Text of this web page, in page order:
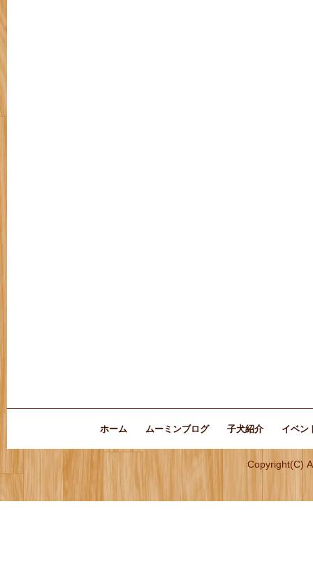
ホーム ムーミンブログ 子犬紹介 イベン
Copyright(C)